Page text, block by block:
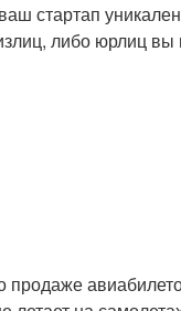
стартап
либо юрлиц вы
продаже